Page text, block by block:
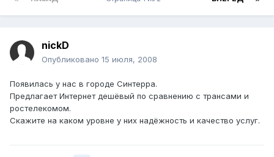
nickD
Опубликовано 15 июля, 2008
Появилась у нас в городе Синтерра.
Предлагает Интернет дешёвый по сравнению с трансами и
ростелекомом.
Скажите на каком уровне у них надёжность и качество услуг.